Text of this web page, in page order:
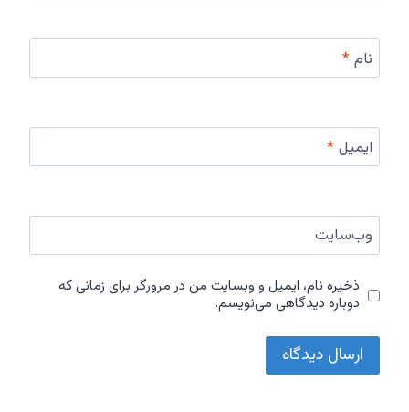
نام*
ایمیل*
وب‌سایت
ذخیره نام، ایمیل و وبسایت من در مرورگر برای زمانی که
دوباره دیدگاهی می‌نویسم.